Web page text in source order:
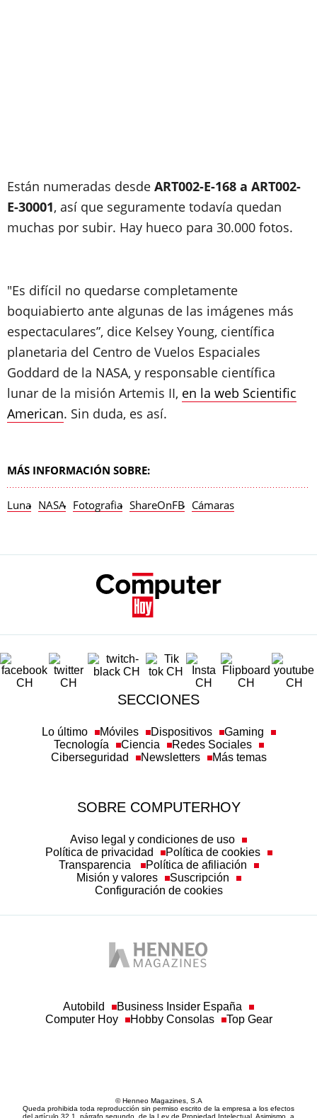
Están numeradas desde ART002-E-168 a ART002-
E-30001, así que seguramente todavía quedan
muchas por subir. Hay hueco para 30.000 fotos.
"Es difícil no quedarse completamente
boquiabierto ante algunas de las imágenes más
espectaculares”, dice Kelsey Young, científica
planetaria del Centro de Vuelos Espaciales
Goddard de la NASA, y responsable científica
lunar de la misión Artemis II, en la web Scientific
American. Sin duda, es así.
MÁS INFORMACIÓN SOBRE:
Luna NASA Fotografia ShareOnFB Cámaras
SECCIONES
Lo último Móviles Dispositivos
Gaming
Tecnología
Ciencia
Redes Sociales
Ciberseguridad
Newsletters Más temas
SOBRE COMPUTERHOY
Aviso legal y condiciones de uso
Política de privacidad
Política de cookies
Transparencia
Política de afiliación
Misión y valores
Suscripción
Configuración de cookies
Autobild
Business Insider España
Computer Hoy
Hobby Consolas Top Gear
© Henneo Magazines, S.A
Queda prohibida toda reproducción sin permiso escrito de la empresa a los efectos
del artículo 32.1, párrafo segundo, de la Ley de Propiedad Intelectual. Asimismo, a